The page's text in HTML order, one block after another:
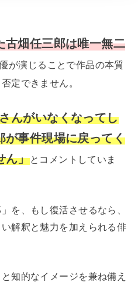
古畑任三郎は唯一無二
が演じることで作品の本質
定できません。
んがいなくなってし
が事件現場に戻ってく
ん」とコメントしていま
を、もし復活させるなら、
解釈と魅力を加えられる俳
知的なイメージを兼ね備え